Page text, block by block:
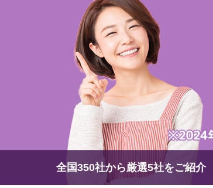
全国350社から厳選5社をご紹介